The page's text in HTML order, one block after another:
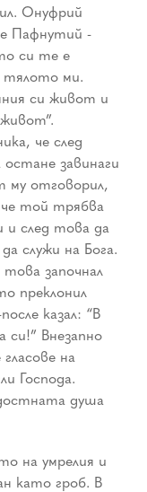
Онуфрий
Пафнутий -
си те е
тялото ми.
си живот и
че след
завинаги
му отговорил,
той трябва
и след това да
служи на Бога.
започнал
преклонил
казал: “В
си!” Внезапно
на
Господа.
душа
на умрелия и
като гроб. В